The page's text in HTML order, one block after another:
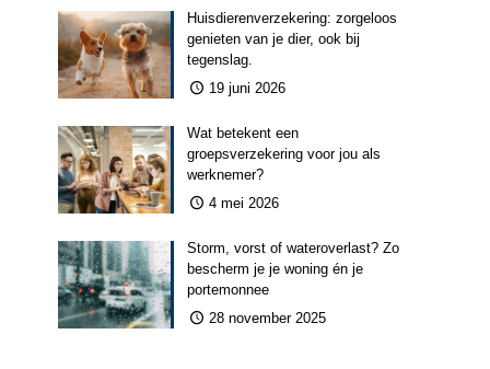
Huisdierenverzekering: zorgeloos
genieten van je dier, ook bij
tegenslag.
19 juni 2026
Wat betekent een
groepsverzekering voor jou als
werknemer?
4 mei 2026
Storm, vorst of wateroverlast? Zo
bescherm je je woning én je
portemonnee
28 november 2025